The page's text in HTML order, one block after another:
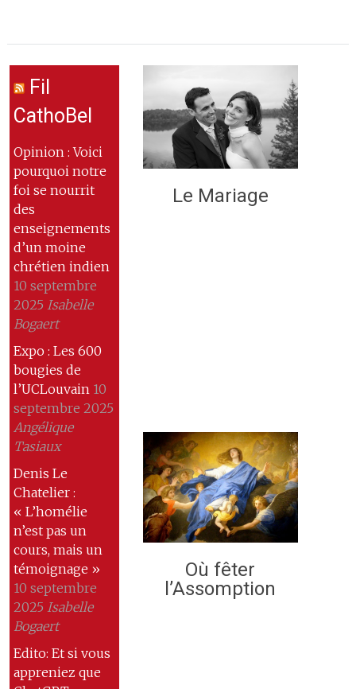
Fil
CathoBel
Opinion : Voici
pourquoi notre
foi se nourrit
des
enseignements
d’un moine
chrétien indien
10 septembre
2025 Isabelle
Bogaert
Expo : Les 600
bougies de
l’UCLouvain 10
septembre 2025
Angélique
Tasiaux
Denis Le
Chatelier :
« L’homélie
n’est pas un
cours, mais un
témoignage »
10 septembre
2025 Isabelle
Bogaert
Edito: Et si vous
appreniez que
Le Mariage
Où fêter
l’Assomption